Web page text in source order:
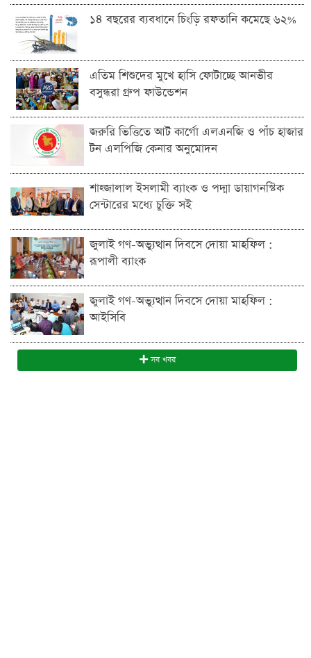
১৪ বছরের ব্যবধানে চিংড়ি রফতানি কমেছে ৬২%
এতিম শিশুদের মুখে হাসি ফোটাচ্ছে আনভীর
বসুন্ধরা গ্রুপ ফাউন্ডেশন
জরুরি ভিত্তিতে আট কার্গো এলএনজি ও পাঁচ হাজার
টন এলপিজি কেনার অনুমোদন
শাহ্জালাল ইসলামী ব্যাংক ও পদ্মা ডায়াগনস্টিক
সেন্টারের মধ্যে চুক্তি সই
জুলাই গণ-অভ্যুত্থান দিবসে দোয়া মাহফিল :
রূপালী ব্যাংক
জুলাই গণ-অভ্যুত্থান দিবসে দোয়া মাহফিল :
আইসিবি
সব খবর